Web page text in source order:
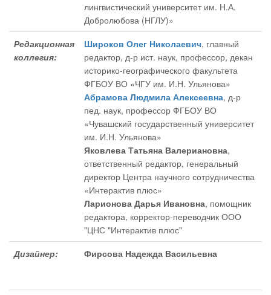
лингвистический университет им. Н.А.
Добролюбова (НГЛУ)»
Редакционная
коллегия:
Широков Олег Николаевич, главный
редактор, д-р ист. наук, профессор, декан
историко-географического факультета
ФГБОУ ВО «ЧГУ им. И.Н. Ульянова»
Абрамова Людмила Алексеевна, д-р
пед. наук, профессор ФГБОУ ВО
«Чувашский государственный университет
им. И.Н. Ульянова»
Яковлева Татьяна Валериановна,
ответственный редактор, генеральный
директор Центра научного сотрудничества
«Интерактив плюс»
Ларионова Дарья Ивановна, помощник
редактора, корректор-переводчик ООО
"ЦНС "Интерактив плюс"
Дизайнер:
Фирсова Надежда Васильевна